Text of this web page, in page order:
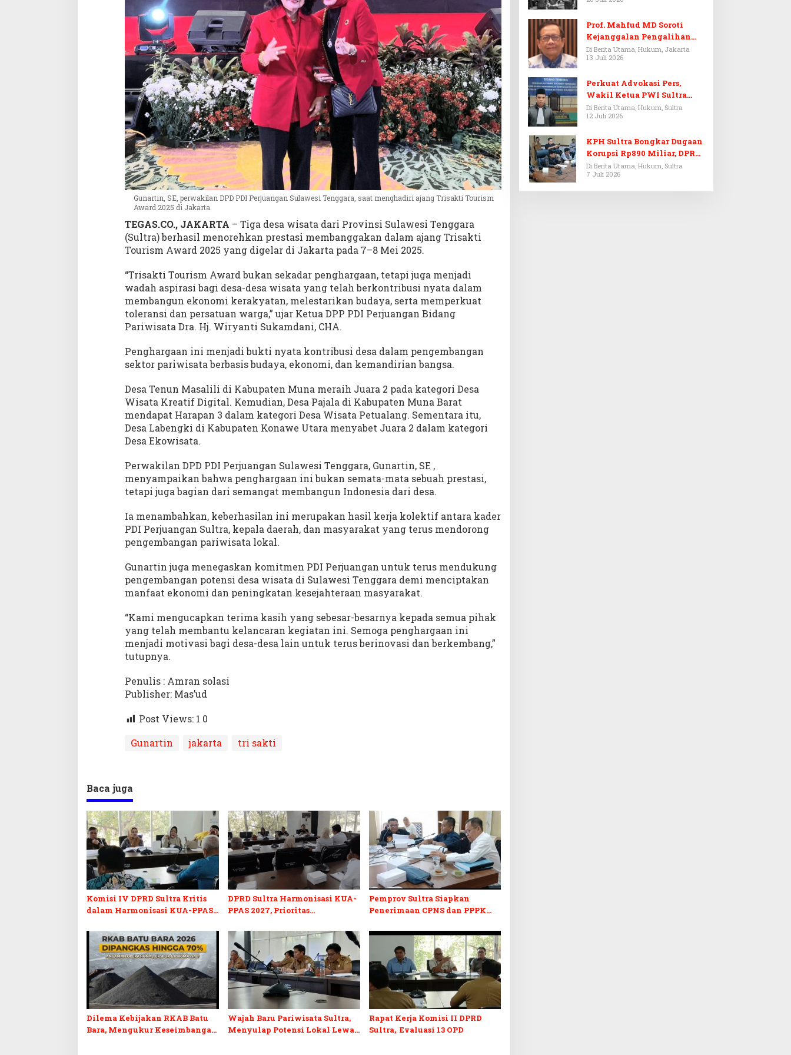
d
S
u
l
t
r
a
H
a
r
u
m
k
a
n
D
e
r
a
d
i
A
j
a
g
T
s
a
k
t
i
o
u
r
s
m
A
w
r
d
2
2
5
Gunartin, SE, perwakilan DPD PDI Perjuangan Sulawesi Tenggara, saat menghadiri ajang Trisakti Tourism
Award 2025 di Jakarta.
TEGAS.CO., JAKARTA – Tiga desa wisata dari Provinsi Sulawesi Tenggara
(Sultra) berhasil menorehkan prestasi membanggakan dalam ajang Trisakti
Tourism Award 2025 yang digelar di Jakarta pada 7–8 Mei 2025.
“Trisakti Tourism Award bukan sekadar penghargaan, tetapi juga menjadi
wadah aspirasi bagi desa-desa wisata yang telah berkontribusi nyata dalam
membangun ekonomi kerakyatan, melestarikan budaya, serta memperkuat
toleransi dan persatuan warga,” ujar Ketua DPP PDI Perjuangan Bidang
Pariwisata Dra. Hj. Wiryanti Sukamdani, CHA.
Penghargaan ini menjadi bukti nyata kontribusi desa dalam pengembangan
sektor pariwisata berbasis budaya, ekonomi, dan kemandirian bangsa.
Desa Tenun Masalili di Kabupaten Muna meraih Juara 2 pada kategori Desa
Wisata Kreatif Digital. Kemudian, Desa Pajala di Kabupaten Muna Barat
mendapat Harapan 3 dalam kategori Desa Wisata Petualang. Sementara itu,
Desa Labengki di Kabupaten Konawe Utara menyabet Juara 2 dalam kategori
Desa Ekowisata.
Perwakilan DPD PDI Perjuangan Sulawesi Tenggara, Gunartin, SE ,
menyampaikan bahwa penghargaan ini bukan semata-mata sebuah prestasi,
tetapi juga bagian dari semangat membangun Indonesia dari desa.
Ia menambahkan, keberhasilan ini merupakan hasil kerja kolektif antara kader
PDI Perjuangan Sultra, kepala daerah, dan masyarakat yang terus mendorong
pengembangan pariwisata lokal.
Gunartin juga menegaskan komitmen PDI Perjuangan untuk terus mendukung
pengembangan potensi desa wisata di Sulawesi Tenggara demi menciptakan
manfaat ekonomi dan peningkatan kesejahteraan masyarakat.
“Kami mengucapkan terima kasih yang sebesar-besarnya kepada semua pihak
yang telah membantu kelancaran kegiatan ini. Semoga penghargaan ini
menjadi motivasi bagi desa-desa lain untuk terus berinovasi dan berkembang,”
tutupnya.
Penulis : Amran solasi
Publisher: Mas’ud
Post Views: 1 0
Gunartin
jakarta tri sakti
Baca juga
Komisi IV DPRD Sultra Kritis
dalam Harmonisasi KUA-PPAS
DPRD Sultra Harmonisasi KUA-
PPAS 2027, Prioritas
Pelunasan Utang Infrastruktur
Pemprov Sultra Siapkan
Penerimaan CPNS dan PPPK
Formasi Disabilitas
Dilema Kebijakan RKAB Batu
Bara, Mengukur Keseimbangan
Wajah Baru Pariwisata Sultra,
Menyulap Potensi Lokal Lewat
Rapat Kerja Komisi II DPRD
Sultra, Evaluasi 13 OPD
Prof. Mahfud MD Soroti
Kejanggalan Pengalihan
Penyelidikan Tersangka
Febrie Adriansyah
Di Berita Utama, Hukum, Jakarta
13 Juli 2026
Perkuat Advokasi Pers,
Wakil Ketua PWI Sultra
Resmi Dilantik Menjadi
Advokat PERADI
Di Berita Utama, Hukum, Sultra
12 Juli 2026
KPH Sultra Bongkar Dugaan
Korupsi Rp890 Miliar, DPRD
Sultra Gelar RDP
Di Berita Utama, Hukum, Sultra
7 Juli 2026